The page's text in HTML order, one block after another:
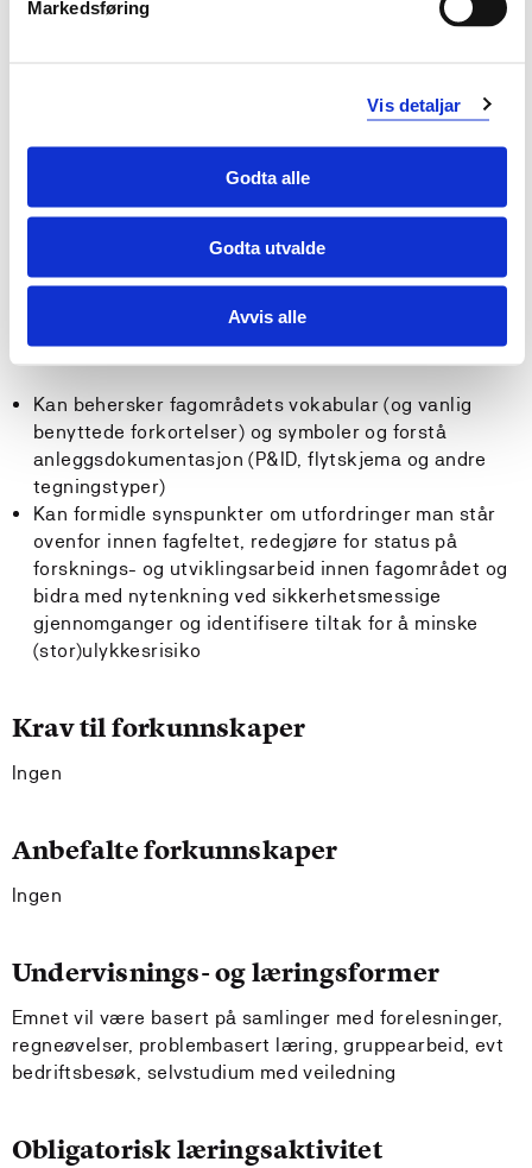
Markedsføring
Vis detaljar
Godta alle
Godta utvalde
Avvis alle
struktur.
ved utforming av industrianleggs risiko- og
Kan identifisere risikotopper ved f.eks bruk av
HAZID/HAZOP/LOPA og identifisere gap/nødvendig
SIL-nivå. Kunne forslå relevante kostnads­effektive
tiltak evt inkludert i en ALARP vurdering.
- Generell kompetanse
Kandidaten:
Kan behersker fagområdets vokabular (og vanlig
benyttede forkortelser) og symboler og forstå
anleggsdokumentasjon (P&ID, flytskjema og andre
tegningstyper)
Kan formidle synspunkter om utfordringer man står
ovenfor innen fagfeltet, redegjøre for status på
forsknings- og utviklingsarbeid innen fagområdet og
bidra med nytenkning ved sikkerhetsmessige
gjennomganger og identifisere tiltak for å minske
(stor)ulykkesrisiko
Krav til forkunnskaper
Ingen
Anbefalte forkunnskaper
Ingen
Undervisnings- og læringsformer
Emnet vil være basert på samlinger med forelesninger,
regneøvelser, problembasert læring, gruppearbeid, evt
bedriftsbesøk, selvstudium med veiledning
Obligatorisk læringsaktivitet